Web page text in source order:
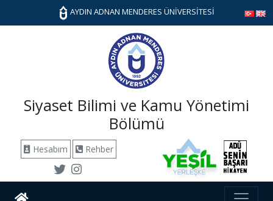
AYDIN ADNAN MENDERES ÜNİVERSİTESİ
Siyaset Bilimi ve Kamu Yönetimi
Bölümü
Hesabım Rehber